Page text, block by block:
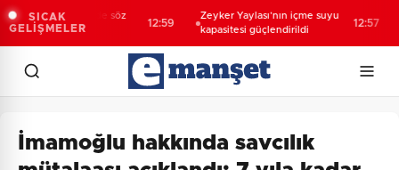
SICAK
GELİŞMELER
artık şehirlerde söz
oluyor
12:59
Zeyker Yaylası’nın içme suyu
kapasitesi güçlendirildi
12:57
İmamoğlu hakkında savcılık